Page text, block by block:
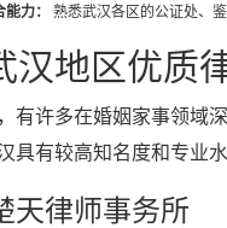
力：
熟悉武汉各区的公证处、
汉地区优质
有许多在婚姻家事领域
具有较高知名度和专业
天律师事务所